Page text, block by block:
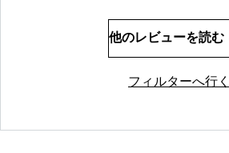
他のレビューを読む
フィルターへ行く